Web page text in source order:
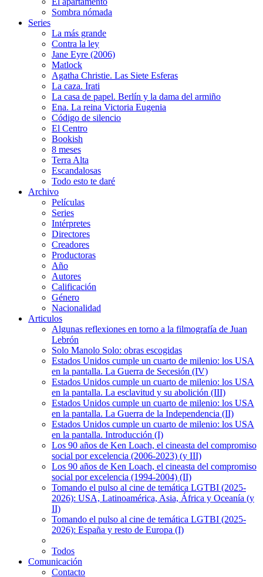
Sombra nómada
Series
La más grande
Contra la ley
Jane Eyre (2006)
Matlock
Agatha Christie. Las Siete Esferas
La caza. Irati
La casa de papel. Berlín y la dama del armiño
Ena. La reina Victoria Eugenia
Código de silencio
El Centro
Bookish
8 meses
Terra Alta
Escandalosas
Todo esto te daré
Archivo
Películas
Series
Intérpretes
Directores
Creadores
Productoras
Año
Autores
Calificación
Género
Nacionalidad
Articulos
Algunas reflexiones en torno a la filmografía de Juan
Lebrón
Solo Manolo Solo: obras escogidas
Estados Unidos cumple un cuarto de milenio: los USA
en la pantalla. La Guerra de Secesión (IV)
Estados Unidos cumple un cuarto de milenio: los USA
en la pantalla. La esclavitud y su abolición (III)
Estados Unidos cumple un cuarto de milenio: los USA
en la pantalla. La Guerra de la Independencia (II)
Estados Unidos cumple un cuarto de milenio: los USA
en la pantalla. Introducción (I)
Los 90 años de Ken Loach, el cineasta del compromiso
social por excelencia (2006-2023) (y III)
Los 90 años de Ken Loach, el cineasta del compromiso
social por excelencia (1994-2004) (II)
Tomando el pulso al cine de temática LGTBI (2025-
2026): USA, Latinoamérica, Asia, África y Oceanía (y
II)
Tomando el pulso al cine de temática LGTBI (2025-
2026): España y resto de Europa (I)
Todos
Comunicación
Contacto